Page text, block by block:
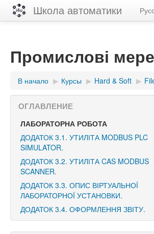
Школа автоматики
Промислові
В начало ▶︎ Курсы ▶︎ Hard & Soft ▶︎
ОГЛАВЛЕНИЕ
ЛАБОРАТОРНА РОБОТА
ДОДАТОК 3.1. УТИЛІТА MODBUS PLC
SIMULATOR.
ДОДАТОК 3.2. УТИЛІТА CAS MODBUS
SCANNER.
ДОДАТОК 3.3. ОПИС ВІРТУАЛЬНОЇ
ЛАБОРАТОРНОЇ УСТАНОВКИ.
ДОДАТОК 3.4. ОФОРМЛЕННЯ ЗВІТУ.